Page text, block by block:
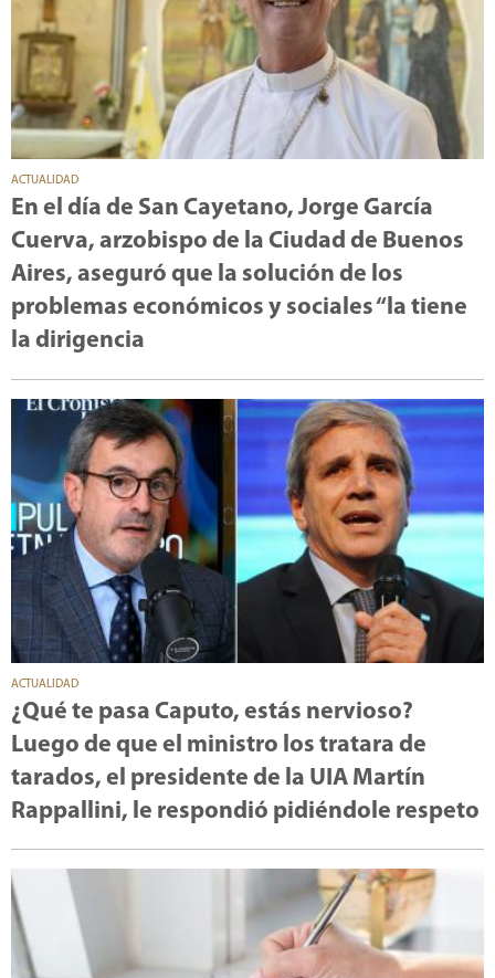
ACTUALIDAD
En el día de San Cayetano, Jorge García
Cuerva, arzobispo de la Ciudad de Buenos
Aires, aseguró que la solución de los
problemas económicos y sociales “la tiene
la dirigencia
ACTUALIDAD
¿Qué te pasa Caputo, estás nervioso?
Luego de que el ministro los tratara de
tarados, el presidente de la UIA Martín
Rappallini, le respondió pidiéndole respeto